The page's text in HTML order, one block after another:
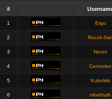
#
1 Ergo
2 Rucok-San
3 Nonni
4 Centurion
5 Kubolski
6 mhethalh